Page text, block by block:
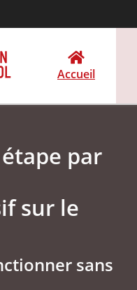
Accueil
par
sur le
sans